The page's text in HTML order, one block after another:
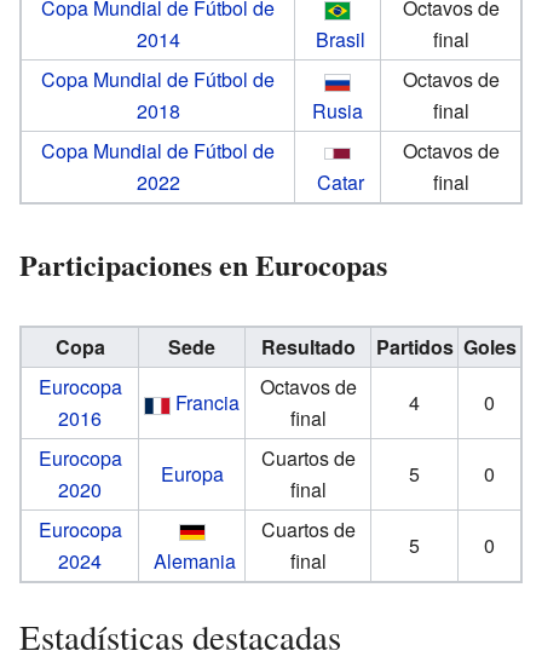
Copa Mundial de Fútbol de
2014
Brasil
Octavos de
final
Copa Mundial de Fútbol de
2018
Rusia
Octavos de
final
Copa Mundial de Fútbol de
2022
Catar
Octavos de
final
Participaciones en Eurocopas
Copa Sede Resultado Partidos Goles
Eurocopa
2016
Francia
Octavos de
final
4
0
Eurocopa
2020
Europa
Cuartos de
final
5
0
Eurocopa
2024
Alemania
Cuartos de
final
5 0
Estadísticas destacadas